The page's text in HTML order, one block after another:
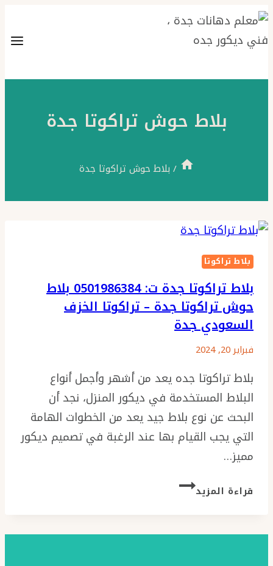
التجاوز
إلى
المحتوى
بلاط حوش تراكوتا جدة
/ بلاط حوش تراكوتا جدة
بلاط تراكوتا
بلاط تراكوتا جدة ت: 0501986384 بلاط
حوش تراكوتا جدة – تراكوتا الخزف
السعودي جدة
فبراير 20, 2024
بلاط تراكوتا جده يعد من أشهر وأجمل أنواع
البلاط المستخدمة في ديكور المنزل، نجد أن
البحث عن نوع بلاط جيد يعد من الخطوات الهامة
التي يجب القيام بها عند الرغبة في تصميم ديكور
مميز…
قراءة المزيدبلاط
تراكوتا